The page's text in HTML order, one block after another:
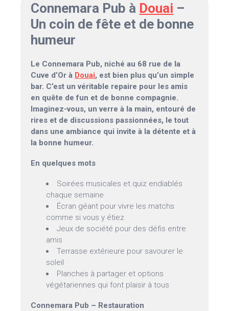
Connemara Pub à Douai –
Un coin de fête et de bonne
humeur
Le Connemara Pub, niché au 68 rue de la
Cuve d’Or à Douai, est bien plus qu’un simple
bar. C’est un véritable repaire pour les amis
en quête de fun et de bonne compagnie.
Imaginez-vous, un verre à la main, entouré de
rires et de discussions passionnées, le tout
dans une ambiance qui invite à la détente et à
la bonne humeur.
En quelques mots
Soirées musicales et quiz endiablés
chaque semaine
Écran géant pour vivre les matchs
comme si vous y étiez
Jeux de société pour des défis entre
amis
Terrasse extérieure pour savourer le
soleil
Planches à partager et options
végétariennes qui font plaisir à tous
Connemara Pub – Restauration